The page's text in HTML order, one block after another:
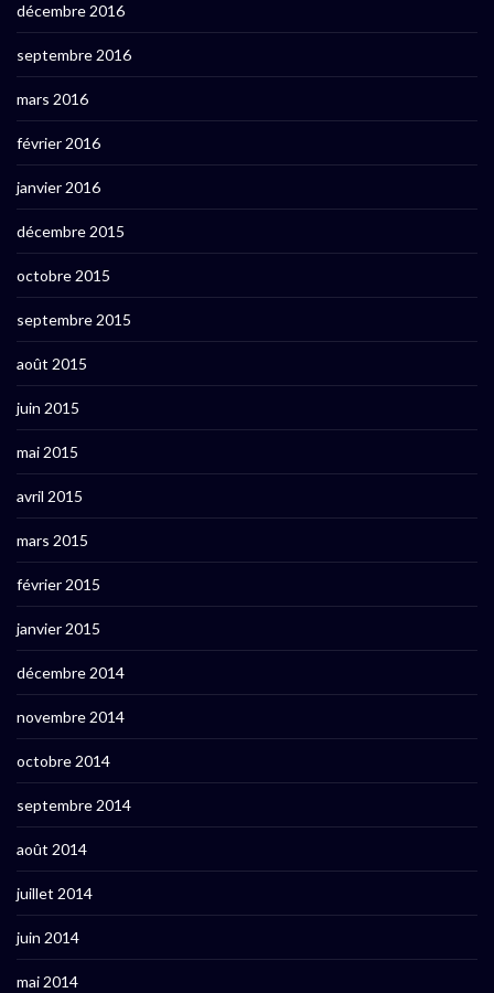
décembre 2016
septembre 2016
mars 2016
février 2016
janvier 2016
décembre 2015
octobre 2015
septembre 2015
août 2015
juin 2015
mai 2015
avril 2015
mars 2015
février 2015
janvier 2015
décembre 2014
novembre 2014
octobre 2014
septembre 2014
août 2014
juillet 2014
juin 2014
mai 2014